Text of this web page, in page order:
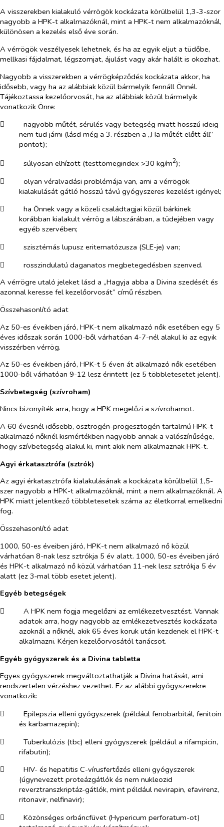
A visszerekben kialakuló vérrögök kockázata körülbelül 1,3-3-szor
nagyobb a HPK-t alkalmazóknál, mint a HPK-t nem alkalmazóknál,
különösen a kezelés első éve során.
A vérrögök veszélyesek lehetnek, és ha az egyik eljut a tüdőbe,
mellkasi fájdalmat, légszomjat, ájulást vagy akár halált is okozhat.
Nagyobb a visszerekben a vérrögképződés kockázata akkor, ha
idősebb, vagy ha az alábbiak közül bármelyik fennáll Önnél.
Tájékoztassa kezelőorvosát, ha az alábbiak közül bármelyik
vonatkozik Önre:
​
nagyobb műtét, sérülés vagy betegség miatt hosszú ideig
nem tud járni (lásd még a 3. részben a „Ha műtét előtt áll”
pontot);
​
súlyosan elhízott (testtömegindex >30 kg/m2);
​
olyan véralvadási problémája van, ami a vérrögök
kialakulását gátló hosszú távú gyógyszeres kezelést igényel;
​
ha Önnek vagy a közeli családtagjai közül bárkinek
korábban kialakult vérrög a lábszárában, a tüdejében vagy
egyéb szervében;
​
szisztémás lupusz eritematózusza (SLE-je) van;
​
rosszindulatú daganatos megbetegedésben szenved.
A vérrögre utaló jeleket lásd a „Hagyja abba a Divina szedését és
azonnal keresse fel kezelőorvosát” című részben.
Összehasonlító adat
Az 50-es éveikben járó, HPK-t nem alkalmazó nők esetében egy 5
éves időszak során 1000-ből várhatóan 4-7-nél alakul ki az egyik
visszérben vérrög.
Az 50-es éveikben járó, HPK-t 5 éven át alkalmazó nők esetében
1000-ből várhatóan 9-12 lesz érintett (ez 5 többletesetet jelent).
Szívbetegség (szívroham)
Nincs bizonyíték arra, hogy a HPK megelőzi a szívrohamot.
A 60 évesnél idősebb, ösztrogén-progesztogén tartalmú HPK-t
alkalmazó nőknél kismértékben nagyobb annak a valószínűsége,
hogy szívbetegség alakul ki, mint akik nem alkalmaznak HPK-t.
Agyi érkatasztrófa (sztrók)
Az agyi érkatasztrófa kialakulásának a kockázata körülbelül 1,5-
szer nagyobb a HPK-t alkalmazóknál, mint a nem alkalmazóknál. A
HPK miatt jelentkező többletesetek száma az életkorral emelkedni
fog.
Összehasonlító adat
1000, 50-es éveiben járó, HPK-t nem alkalmazó nő közül
várhatóan 8-nak lesz sztrókja 5 év alatt. 1000, 50-es éveiben járó
és HPK-t alkalmazó nő közül várhatóan 11-nek lesz sztrókja 5 év
alatt (ez 3‑mal több esetet jelent).
Egyéb betegségek
​
A HPK nem fogja megelőzni az emlékezetvesztést. Vannak
adatok arra, hogy nagyobb az emlékezetvesztés kockázata
azoknál a nőknél, akik 65 éves koruk után kezdenek el HPK-t
alkalmazni. Kérjen kezelőorvosától tanácsot.
Egyéb gyógyszerek és a Divina tabletta
Egyes gyógyszerek megváltoztathatják a Divina hatását, ami
rendszertelen vérzéshez vezethet. Ez az alábbi gyógyszerekre
vonatkozik:
​
Epilepszia elleni gyógyszerek (például fenobarbitál, fenitoin
és karbamazepin);
​
Tuberkulózis (tbc) elleni gyógyszerek (például a rifampicin,
rifabutin);
​
HIV- és hepatitis C-vírusfertőzés elleni gyógyszerek
(úgynevezett proteázgátlók és nem nukleozid
reverztranszkriptáz-gátlók, mint például nevirapin, efavirenz,
ritonavir, nelfinavir);
​
Közönséges orbáncfüvet (Hypericum perforatum-ot)